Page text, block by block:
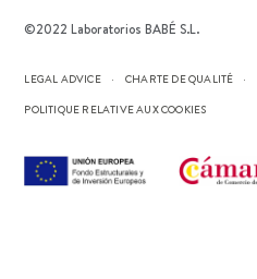
©2022 Laboratorios BABÉ S.L.
LEGAL ADVICE CHARTE DE QUALITÉ
POLITIQUE RELATIVE AUX COOKIES